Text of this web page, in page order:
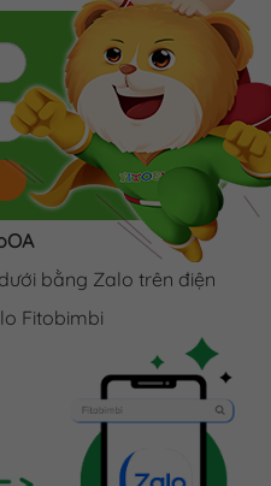
bằng Zalo trên điện
Fitobimbi